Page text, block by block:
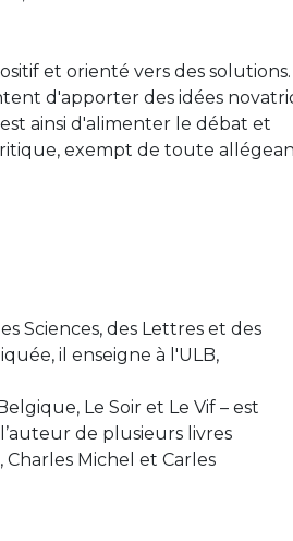
et orienté vers des solutions.
d'apporter des idées
ainsi d'alimenter le débat et
exempt de toute
Sciences, des Lettres et des
il enseigne à l'ULB,
Le Soir et Le Vif – est
de plusieurs livres
Michel et Carles